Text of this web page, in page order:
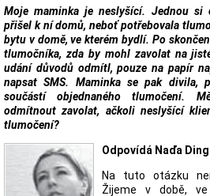
Moje maminka je neslyšící. Jednou si
přišel k ní domů, neboť potřebovala
bytu v domě, ve kterém bydlí. Po
tlumočníka, zda by mohl zavolat na
udání důvodů odmítl, pouze na papír
napsat SMS. Maminka se pak divila,
součástí objednaného tlumočení.
odmítnout zavolat, ačkoli neslyšící
tlumočení?
Odpovídá Naďa
Na tuto otázku
Žijeme v době,